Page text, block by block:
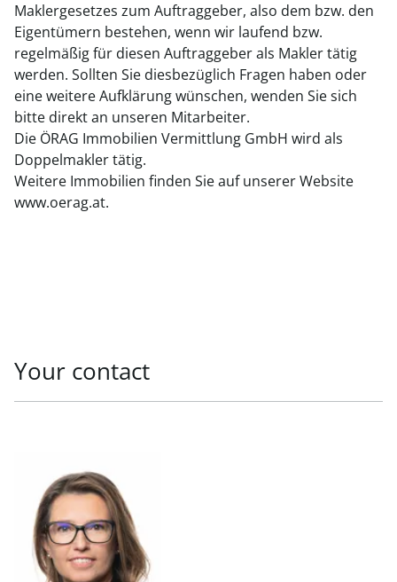
Maklergesetzes zum Auftraggeber, also dem bzw. den
Eigentümern bestehen, wenn wir laufend bzw.
regelmäßig für diesen Auftraggeber als Makler tätig
werden. Sollten Sie diesbezüglich Fragen haben oder
eine weitere Aufklärung wünschen, wenden Sie sich
bitte direkt an unseren Mitarbeiter.
Die ÖRAG Immobilien Vermittlung GmbH wird als
Doppelmakler tätig.
Weitere Immobilien finden Sie auf unserer Website
www.oerag.at.
Your contact